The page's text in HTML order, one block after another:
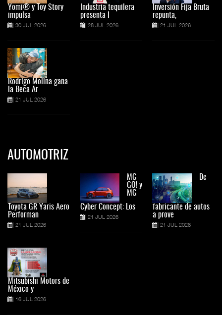
Yomi® y Toy Story
impulsa
30 JUL 2026
Rodrigo Molina gana
la Beca Ar
21 JUL 2026
Industria tequilera
presenta l
28 JUL 2026
Inversión Fija Bruta
repunta,
21 JUL 2026
AUTOMOTRIZ
Toyota GR Yaris Aero
Performan
21 JUL 2026
Mitsubishi Motors de
México y
16 JUL 2026
MG
GO! y
MG
Cyber Concept: Los
21 JUL 2026
De
fabricante de autos
a prove
21 JUL 2026